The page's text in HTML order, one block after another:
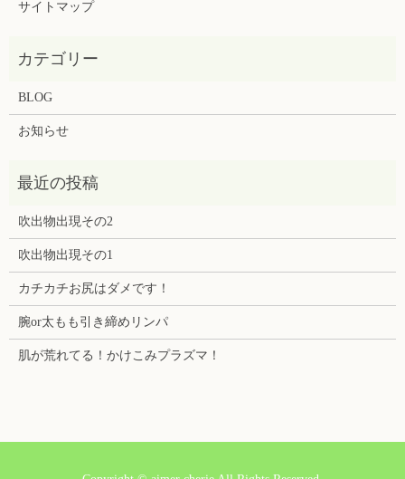
サイトマップ
BLOG
お知らせ
吹出物出現その2
吹出物出現その1
カチカチお尻はダメです！
腕or太もも引き締めリンパ
肌が荒れてる！かけこみプラズマ！